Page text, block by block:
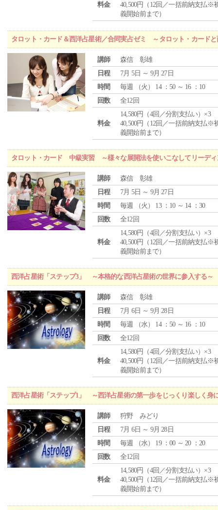
料金
40,500円（12回／一括前納支払※
義開始前まで）
タロット・カード＆西洋占星術／合同実占ゼミ ～タロット・カード
講師
森信 彰雄
日程
7月 5日 ～ 9月 27日
時間
毎週 （火 ） 14 ：50 ～ 16 ：10
回数
全12回
料金
14,580円（4回／分割支払い）×3
40,500円（12回／一括前納支払※
義開始前まで）
タロット・カード 中級実習 ～様々な展開法を使いこなしてリーディ
講師
森信 彰雄
日程
7月 5日 ～ 9月 27日
時間
毎週 （火 ） 13 ：10 ～ 14 ：30
回数
全12回
料金
14,580円（4回／分割支払い）×3
40,500円（12回／一括前納支払※
義開始前まで）
西洋占星術「ステップ3」 ～本格的な西洋占星術の世界に参入する～
講師
森信 彰雄
日程
7月 6日 ～ 9月 28日
時間
毎週 （水） 14 ：50 ～ 16 ：10
回数
全12回
料金
14,580円（4回／分割支払い）×3
40,500円（12回／一括前納支払※
義開始前まで）
西洋占星術「ステップ1」 ～西洋占星術の第一歩をじっくり楽しく身
講師
狩野 みどり
日程
7月 6日 ～ 9月 28日
時間
毎週 （水） 19 ：00 ～ 20 ：20
回数
全12回
料金
14,580円（4回／分割支払い）×3
40,500円（12回／一括前納支払※
義開始前まで）